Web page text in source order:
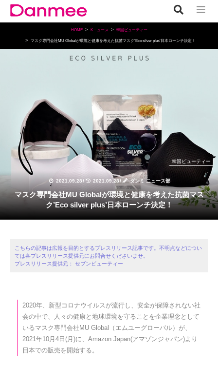
HOME Kニュース 韓国ビューティー
マスク専門会社MU Globalが環境と健康を考えた抗菌マスク’Eco silver plus’日本ローンチ決定！
2021.09.28/ 2021.09.28/ ダンミ ニュース部
韓国ビューティー
マスク専門会社MU Globalが環境と健康を考えた抗菌マス
ク’Eco silver plus’日本ローンチ決定！
こちらの記事は広報を目的とするプレスリリース記事です。不明点などについ
ては各プレスリリース提供元にお問合せくださいませ。
プレスリリース提供元： セブンビューティー
2020年、新型コロナウイルスが流行し、安全が保障されない社
会の中で、人々の健康と地球環境を守ることを企業理念として
いるマスク専門会社MU Global（エムユーグローバル）が、
2021年10月4日(月)に、Amazon Japan(アマゾンジャパン)より
日本での販売を開始する。